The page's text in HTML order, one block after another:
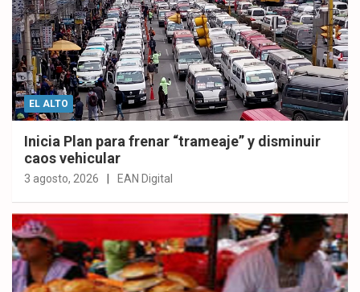
EL ALTO
Inicia Plan para frenar “trameaje” y disminuir
caos vehicular
3 agosto, 2026 EAN Digital